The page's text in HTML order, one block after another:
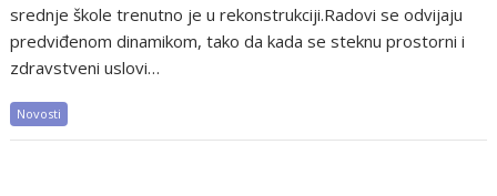
srednje škole trenutno je u rekonstrukciji.Radovi se odvijaju
predviđenom dinamikom, tako da kada se steknu prostorni i
zdravstveni uslovi…
Novosti